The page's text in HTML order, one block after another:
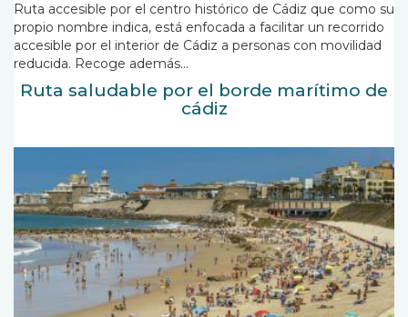
Ruta accesible por el centro histórico de Cádiz que como su
propio nombre indica, está enfocada a facilitar un recorrido
accesible por el interior de Cádiz a personas con movilidad
reducida. Recoge además...
Ruta saludable por el borde marítimo de
cádiz